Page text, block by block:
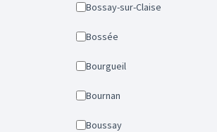
Bossay-sur-Claise
Bossée
Bourgueil
Bournan
Boussay